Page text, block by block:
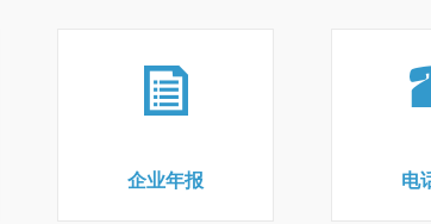
企业年报 电